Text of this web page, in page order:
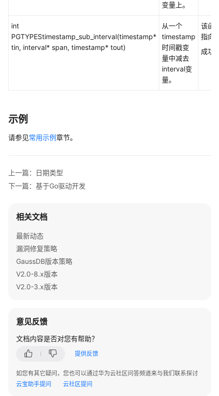
数
设
议
程
开
发
教
程
程
序
开
发
教
程
变量上。
int
PGTYPEStimestamp_sub_interval(timestamp*
tin, interval* span, timestamp* tout)
从一个
timestamp
时间戳变
量中减去
interval变
量。
该函
指向
成功
示例
请参见常用示例章节。
上一篇：日期类型
下一篇：基于Go驱动开发
相关文档
最新动态
漏洞修复策略
GaussDB版本策略
V2.0-8.x版本
V2.0-3.x版本
意见反馈
文档内容是否对您有帮助？
提供反馈
如您有其它疑问，您也可以通过华为云社区问答频道来与我们联系探讨
云宝助手提问
云社区提问